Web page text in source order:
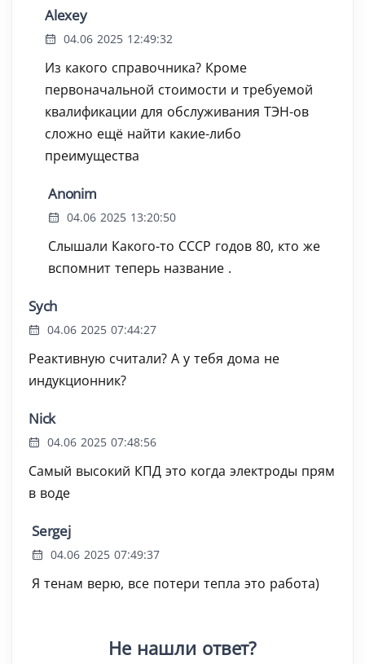
Alexey
04.06 2025 12:49:32
Из какого справочника? Кроме
первоначальной стоимости и требуемой
квалификации для обслуживания ТЭН-ов
сложно ещё найти какие-либо
преимущества
Anonim
04.06 2025 13:20:50
Слышали Какого-то СССР годов 80, кто же
вспомнит теперь название .
Sych
04.06 2025 07:44:27
Реактивную считали? А у тебя дома не
индукционник?
Nick
04.06 2025 07:48:56
Самый высокий КПД это когда электроды прям
в воде
Sergej
04.06 2025 07:49:37
Я тенам верю, все потери тепла это работа)
Не нашли ответ?